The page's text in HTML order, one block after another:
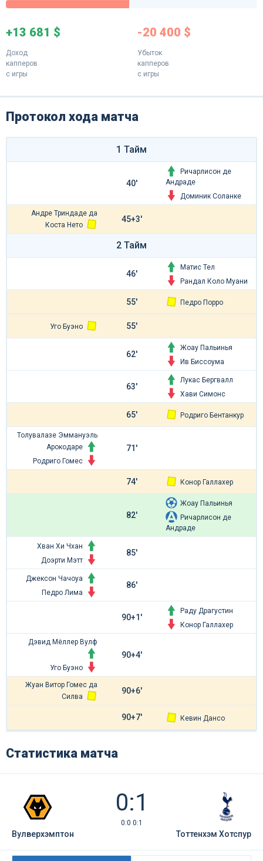
+13 681 $
Доход
капперов
с игры
-20 400 $
Убыток
капперов
с игры
Протокол хода матча
1 Тайм
40'
Ричарлисон де
Андраде
Доминик Соланке
Андре Триндаде да
Коста Нето
45+3'
2 Тайм
46'
Матис Тел
Рандал Коло Муани
55' Педро Порро
Уго Буэно 55'
62'
Жоау Пальинья
Ив Биссоума
63'
Лукас Бергвалл
Хави Симонс
65' Родриго Бентанкур
Толувалазе Эммануэль
Арокодаре
Родриго Гомес
71'
74' Конор Галлахер
82'
Жоау Пальинья
Ричарлисон де
Андраде
Хван Хи Чхан
Доэрти Мэтт
85'
Джексон Чачоуа
Педро Лима
86'
90+1'
Раду Драгустин
Конор Галлахер
Дэвид Мёллер Вулф
Уго Буэно
90+4'
Жуан Витор Гомес да
Силва
90+6'
90+7' Кевин Дансо
Статистика матча
0:1
0:0 0:1
Вулверхэмптон Тоттенхэм Хотспур